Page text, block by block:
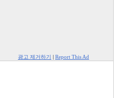
광고 제거하기 | Report This Ad